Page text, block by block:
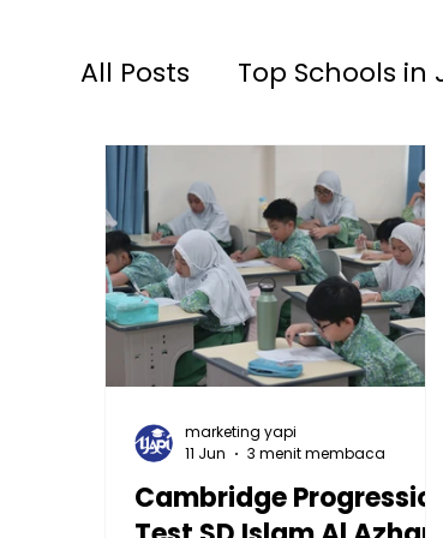
All Posts Top Schools in
TKIA 13 Rawamangun
Raudhatul Athfal
Cambridge Progression
marketing yapi
11 Jun
3 menit membaca